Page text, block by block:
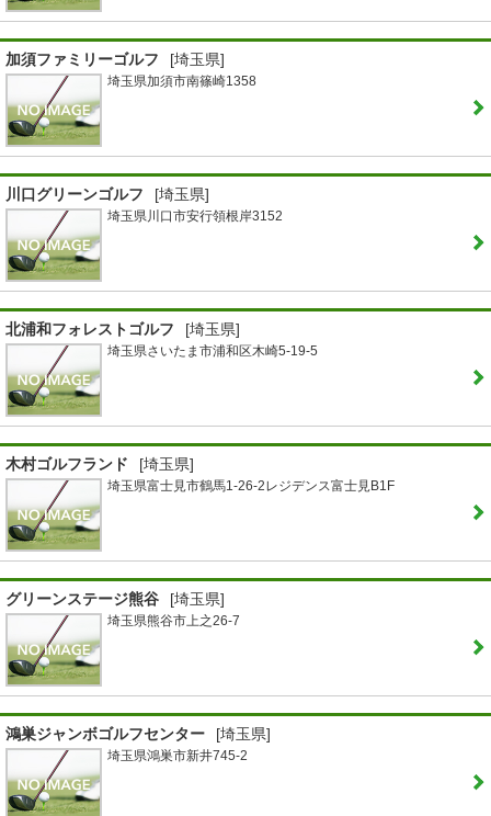
加須ファミリーゴルフ [埼玉県]
埼玉県加須市南篠崎1358
川口グリーンゴルフ [埼玉県]
埼玉県川口市安行領根岸3152
北浦和フォレストゴルフ [埼玉県]
埼玉県さいたま市浦和区木崎5-19-5
木村ゴルフランド [埼玉県]
埼玉県富士見市鶴馬1-26-2レジデンス富士見B1F
グリーンステージ熊谷 [埼玉県]
埼玉県熊谷市上之26-7
鴻巣ジャンボゴルフセンター [埼玉県]
埼玉県鴻巣市新井745-2